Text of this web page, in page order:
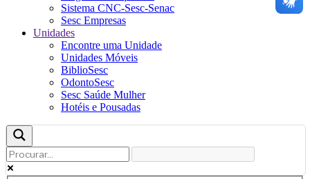
Sistema CNC-Sesc-Senac
Sesc Empresas
Unidades
Encontre uma Unidade
Unidades Móveis
BiblioSesc
OdontoSesc
Sesc Saúde Mulher
Hotéis e Pousadas